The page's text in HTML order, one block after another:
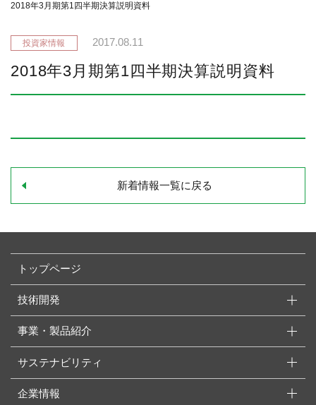
2018年3月期第1四半期決算説明資料
2017.08.11
2018年3月期第1四半期決算説明資料
新着情報一覧に戻る
トップページ
技術開発
事業・製品紹介
サステナビリティ
企業情報